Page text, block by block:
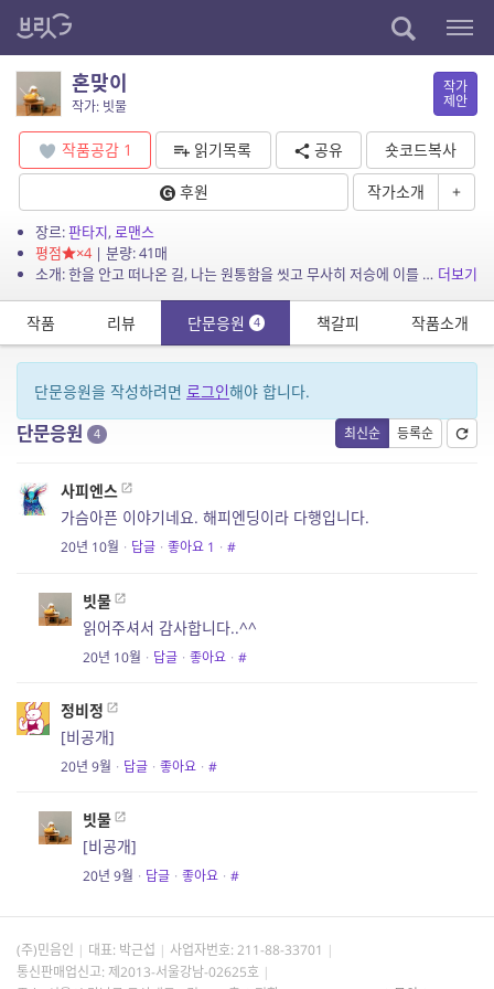
혼맞이
작가: 빗물
작가
제안
작품공감 1 읽기목록 공유
숏코드복사
후원
작가소개 +
장르:판타지,로맨스
평점
×4| 분량: 41매
소개: 한을 안고 떠나온 길, 나는 원통함을 씻고 무사히 저승에 이를 수 있을까요. 그가 도와주기만을 바랍니다. -혼맞이란, 진도 씻김굿의 막바지에 부르는 무가로, 혼을 달래기 위해 당골... 더보기
작품 리뷰 단문응원 4 책갈피 작품소개
단문응원을 작성하려면 로그인해야 합니다.
최신순 등록순
단문응원 4
사피엔스
가슴아픈 이야기네요. 해피엔딩이라 다행입니다.
20년 10월 · 답글 · 좋아요 1 · #
빗물
읽어주셔서 감사합니다..^^
20년 10월 · 답글 · 좋아요 · #
정비정
[비공개]
20년 9월 · 답글 · 좋아요 · #
빗물
[비공개]
20년 9월 · 답글 · 좋아요 · #
(주)민음인 대표: 박근섭 사업자번호: 211-88-33701
통신판매업신고: 제2013-서울강남-02625호